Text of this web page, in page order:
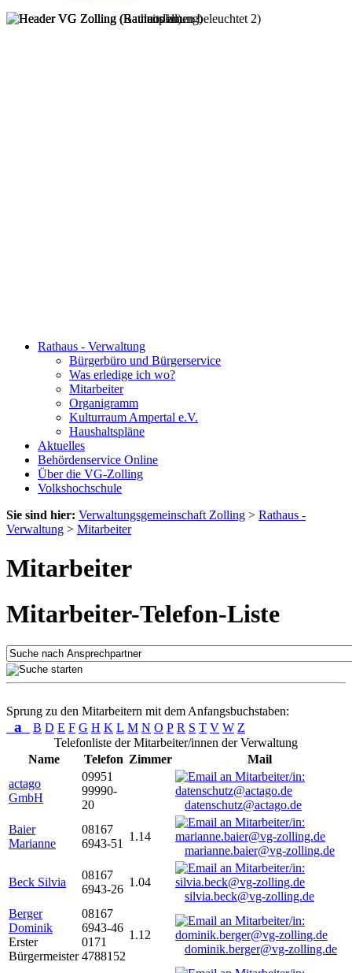
Rathaus - Verwaltung
Bürgerbüro und Bürgerservice
Was erledige ich wo?
Mitarbeiter
Organigramm
Kulturraum Ampertal e.V.
Haushaltspläne
Aktuelles
Behördenservice Online
Über die VG-Zolling
Volkshochschule
Sie sind hier: Verwaltungsgemeinschaft Zolling > Rathaus -
Verwaltung > Mitarbeiter
Mitarbeiter
Mitarbeiter-Telefon-Liste
Sprung zu den Mitarbeitern mit dem Anfangsbuchstaben:
a B D E F G H K L M N O P R S T V W Z
Telefonliste der Mitarbeiter/innen der Verwaltung
Name
Telefon Zimmer
Mail
actago
GmbH
09951
99990-
20
datenschutz@actago.de
Baier
Marianne
08167
6943-51
1.14
marianne.baier@vg-zolling.de
Beck Silvia
08167
6943-26
1.04
silvia.beck@vg-zolling.de
Berger
Dominik
Erster
Bürgermeister
08167
6943-46
0171
4788152
1.12
dominik.berger@vg-zolling.de